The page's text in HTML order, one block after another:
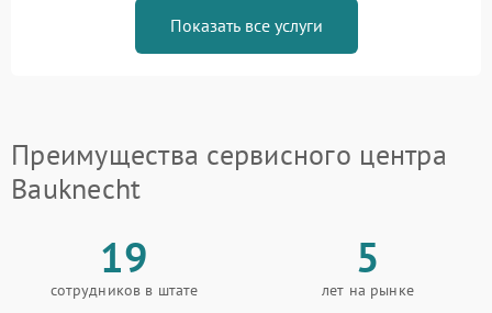
Показать все услуги
Преимущества сервисного центра
Bauknecht
19
сотрудников в штате
5
лет на рынке